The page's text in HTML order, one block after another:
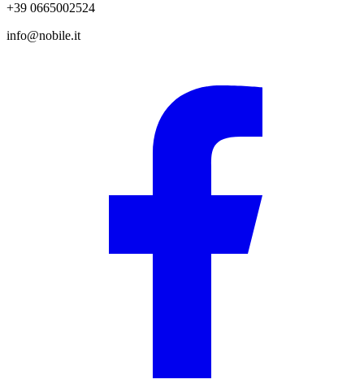
+39 0665002524
info@nobile.it